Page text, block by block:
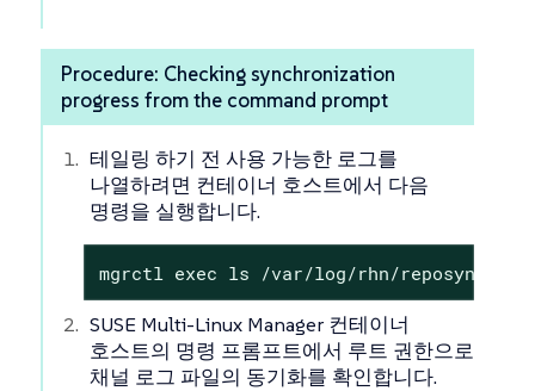
Procedure: Checking synchronization
progress from the command prompt
테일링 하기 전 사용 가능한 로그를
나열하려면 컨테이너 호스트에서 다음
명령을 실행합니다.
mgrctl exec ls /var/log/rhn/reposync/
SUSE Multi-Linux Manager 컨테이너
호스트의 명령 프롬프트에서 루트 권한으로
채널 로그 파일의 동기화를 확인합니다.